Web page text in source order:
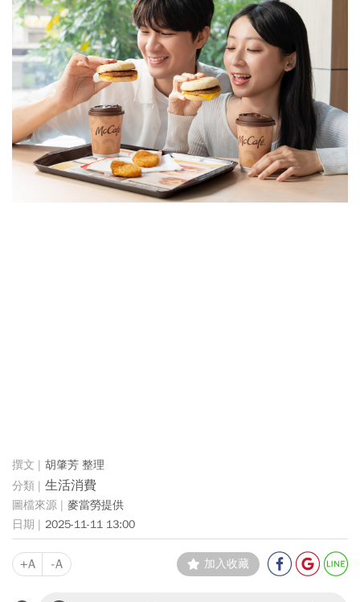
胡肇芳 整理
生活消費
麥當勞提供
2025-11-11 13:00
+A -A 加入收藏